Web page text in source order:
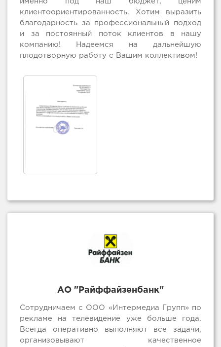
клиентоориентированность. Хотим выразить
благодарность за профессиональный подход
и за постоянный поток клиентов в нашу
компанию! Надеемся на дальнейшую
плодотворную работу с Вашим коллективом!
АО "Райффайзенбанк"
Сотрудничаем с ООО «Интермедиа Групп» по
рекламе на телевидение уже больше года.
Всегда оперативно выполняют все задачи,
организовывают качественное